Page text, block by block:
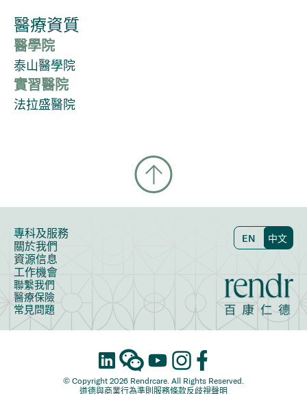
醫療資質
醫學院
泰山醫學院
實習醫院
法拉盛醫院
專科及服務
關於我們
資源信息
工作機會
聯繫我們
醫療保險
常見問題
EN 中文
道德與商業行為準則 服務條款反歧視聲明
© Copyright 2026 Rendrcare. All Rights Reserved.